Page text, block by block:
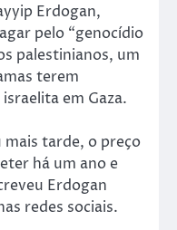
Erdogan,
pelo “genocídio
palestinianos, um
terem
em Gaza.
mais tarde, o preço
há um ano e
Erdogan
redes sociais.